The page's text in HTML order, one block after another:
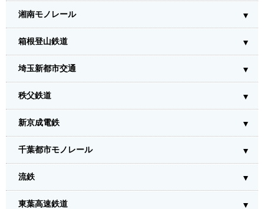
湘南モノレール
箱根登山鉄道
埼玉新都市交通
秩父鉄道
新京成電鉄
千葉都市モノレール
流鉄
東葉高速鉄道